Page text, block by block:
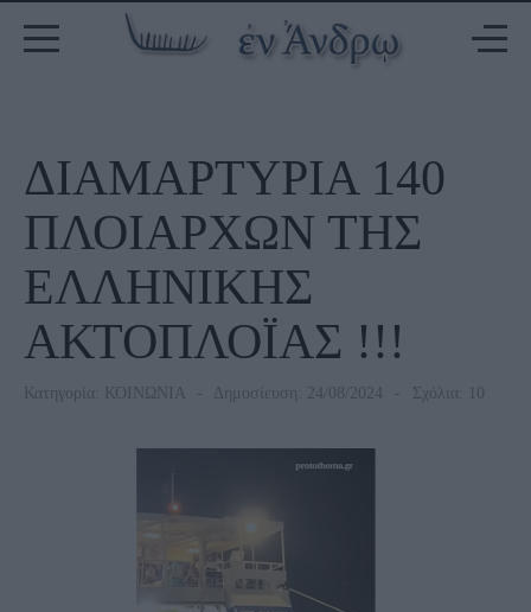
ΔΙΑΜΑΡΤΥΡΙΑ 140
ΠΛΟΙΑΡΧΩΝ ΤΗΣ
ΕΛΛΗΝΙΚΗΣ
ΑΚΤΟΠΛΟΪΑΣ !!!
Κατηγορία: ΚΟΙΝΩΝΙΑ Δημοσίευση: 24/08/2024 Σχόλια: 10